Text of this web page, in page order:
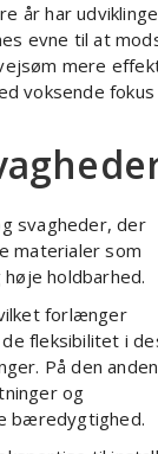
år har
evne til at
mere
voksende fokus
svagheder, der
materialer som
holdbarhed.
forlænger
fleksibilitet i
På den
og
bæredygtighed.